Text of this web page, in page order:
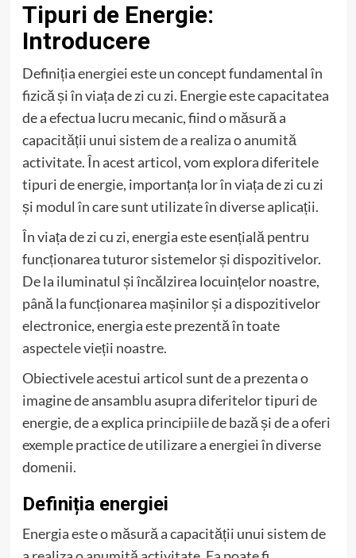
Tipuri de Energie:
Introducere
Definiția energiei este un concept fundamental în
fizică și în viața de zi cu zi. Energie este capacitatea
de a efectua lucru mecanic, fiind o măsură a
capacității unui sistem de a realiza o anumită
activitate. În acest articol, vom explora diferitele
tipuri de energie, importanța lor în viața de zi cu zi
și modul în care sunt utilizate în diverse aplicații.
În viața de zi cu zi, energia este esențială pentru
funcționarea tuturor sistemelor și dispozitivelor.
De la iluminatul și încălzirea locuințelor noastre,
până la funcționarea mașinilor și a dispozitivelor
electronice, energia este prezentă în toate
aspectele vieții noastre.
Obiectivele acestui articol sunt de a prezenta o
imagine de ansamblu asupra diferitelor tipuri de
energie, de a explica principiile de bază și de a oferi
exemple practice de utilizare a energiei în diverse
domenii.
Definiția energiei
Energia este o măsură a capacității unui sistem de